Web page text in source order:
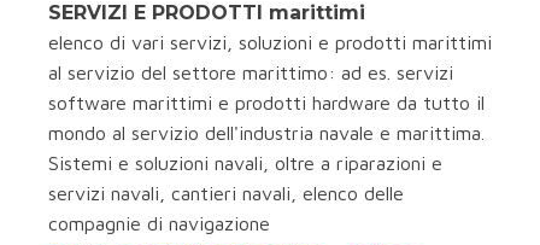
SERVIZI E PRODOTTI marittimi
elenco di vari servizi, soluzioni e prodotti marittimi
al servizio del settore marittimo: ad es. servizi
software marittimi e prodotti hardware da tutto il
mondo al servizio dell'industria navale e marittima.
Sistemi e soluzioni navali, oltre a riparazioni e
servizi navali, cantieri navali, elenco delle
compagnie di navigazione